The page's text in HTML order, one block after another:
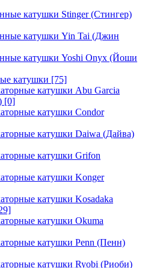
катушки Stinger (Стингер)
катушки Yin Tai (Джин
катушки Yoshi Onyx (Йоши
катушки [75]
катушки Abu Garcia
[0]
катушки Condor
катушки Daiwa (Дайва)
катушки Grifon
катушки Konger
катушки Kosadaka
катушки Okuma
катушки Penn (Пенн)
катушки Ryobi (Риоби)